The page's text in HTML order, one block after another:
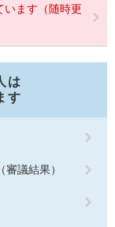
います（随時更
は
す
議結果）